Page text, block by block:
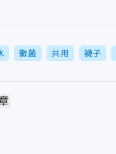
黴菌 共用 襪子